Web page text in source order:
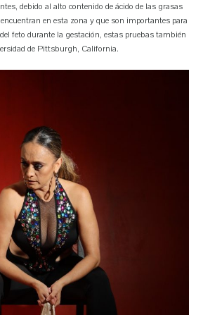
debido al alto contenido de ácido de las grasas
en esta zona y que son importantes para
feto durante la gestación, estas pruebas también
de Pittsburgh, California.